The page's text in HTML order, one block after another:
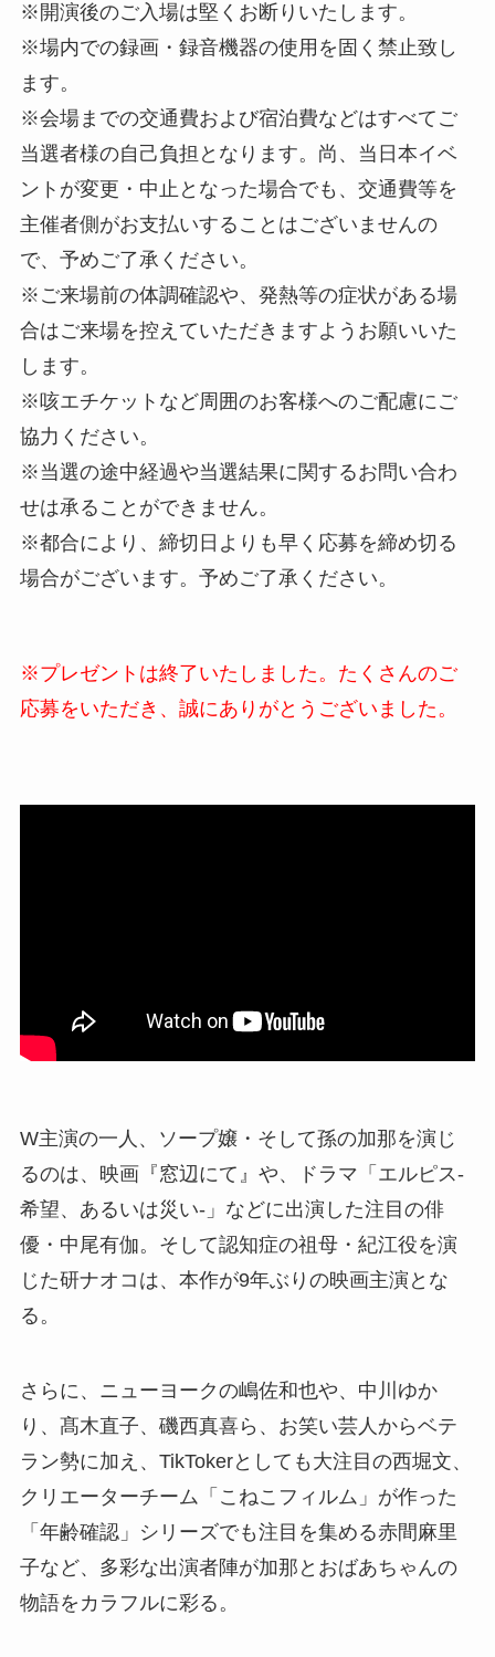
※開演後のご入場は堅くお断りいたします。
※場内での録画・録音機器の使用を固く禁止致し
ます。
※会場までの交通費および宿泊費などはすべてご
当選者様の自己負担となります。尚、当日本イベ
ントが変更・中止となった場合でも、交通費等を
主催者側がお支払いすることはございませんの
で、予めご了承ください。
※ご来場前の体調確認や、発熱等の症状がある場
合はご来場を控えていただきますようお願いいた
します。
※咳エチケットなど周囲のお客様へのご配慮にご
協力ください。
※当選の途中経過や当選結果に関するお問い合わ
せは承ることができません。
※都合により、締切日よりも早く応募を締め切る
場合がございます。予めご了承ください。
※プレゼントは終了いたしました。たくさんのご
応募をいただき、誠にありがとうございました。
W主演の一人、ソープ嬢・そして孫の加那を演じ
るのは、映画『窓辺にて』や、ドラマ「エルピス-
希望、あるいは災い-」などに出演した注目の俳
優・中尾有伽。そして認知症の祖母・紀江役を演
じた研ナオコは、本作が9年ぶりの映画主演とな
る。
さらに、ニューヨークの嶋佐和也や、中川ゆか
り、髙木直子、磯西真喜ら、お笑い芸人からベテ
ラン勢に加え、TikTokerとしても大注目の西堀文、
クリエーターチーム「こねこフィルム」が作った
「年齢確認」シリーズでも注目を集める赤間麻里
子など、多彩な出演者陣が加那とおばあちゃんの
物語をカラフルに彩る。